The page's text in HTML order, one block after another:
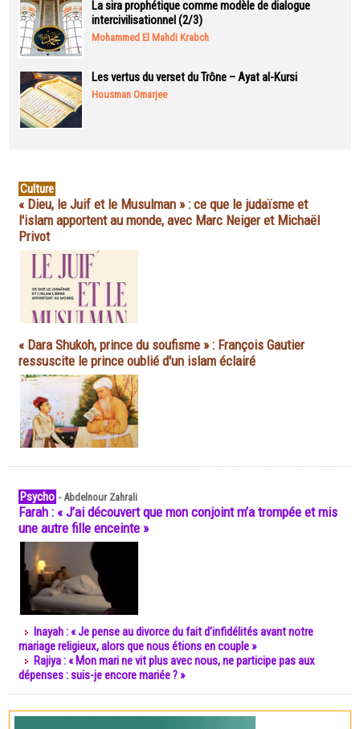
La sira prophétique comme modèle de dialogue
intercivilisationnel (2/3)
Mohammed El Mahdi Krabch
Les vertus du verset du Trône – Ayat al-Kursi
Housman Omarjee
Culture
« Dieu, le Juif et le Musulman » : ce que le judaïsme et
l'islam apportent au monde, avec Marc Neiger et Michaël
Privot
« Dara Shukoh, prince du soufisme » : François Gautier
ressuscite le prince oublié d'un islam éclairé
Psycho -Abdelnour Zahrali
Farah : « J’ai découvert que mon conjoint m’a trompée et mis
une autre fille enceinte »
Inayah : « Je pense au divorce du fait d’infidélités avant notre
mariage religieux, alors que nous étions en couple »
Rajiya : « Mon mari ne vit plus avec nous, ne participe pas aux
dépenses : suis-je encore mariée ? »